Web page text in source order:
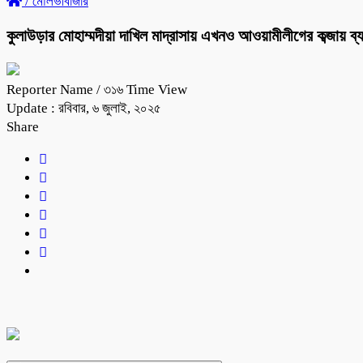
কুলাউড়ার মোহাম্মদীয়া দাখিল মাদ্রাসায় এখনও আওয়ামীলীগের কব্জায়
Reporter Name / ৩১৬ Time View
Update : রবিবার, ৬ জুলাই, ২০২৫
Share